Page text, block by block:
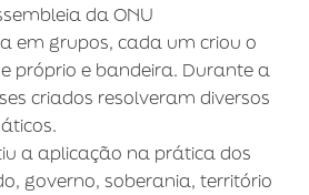
da ONU
em grupos, cada um criou o
próprio e bandeira. Durante a
criados resolveram diversos
a aplicação na prática dos
governo, soberania, território